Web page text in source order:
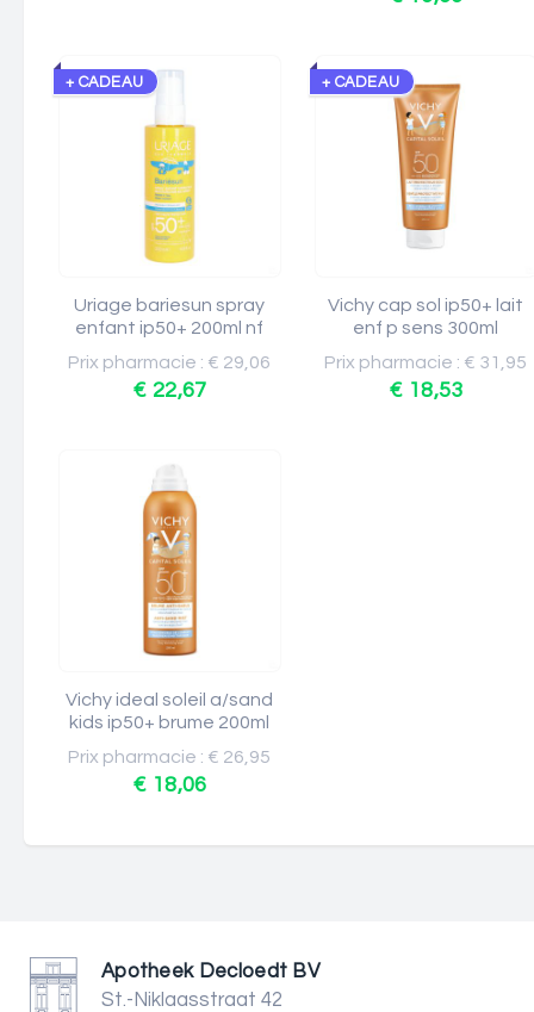
+ CADEAU
Uriage bariesun spray
enfant ip50+ 200ml nf
Prix pharmacie : € 29,06
€ 22,67
+ CADEAU
Vichy cap sol ip50+ lait
enf p sens 300ml
Prix pharmacie : € 31,95
€ 18,53
Vichy ideal soleil a/sand
kids ip50+ brume 200ml
Prix pharmacie : € 26,95
€ 18,06
Apotheek Decloedt BV
St.-Niklaasstraat 42